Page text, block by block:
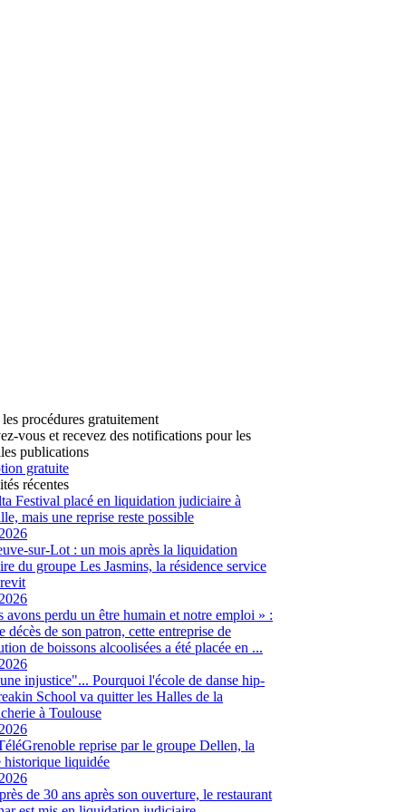
procédures gratuitement
vous et recevez des notifications pour les
publications
gratuite
récentes
Festival placé en liquidation judiciaire à
mais une reprise reste possible
sur-Lot : un mois après la liquidation
du groupe Les Jasmins, la résidence service
avons perdu un être humain et notre emploi » :
décès de son patron, cette entreprise de
de boissons alcoolisées a été placée en ...
injustice"... Pourquoi l'école de danse hip-
School va quitter les Halles de la
à Toulouse
reprise par le groupe Dellen, la
historique liquidée
de 30 ans après son ouverture, le restaurant